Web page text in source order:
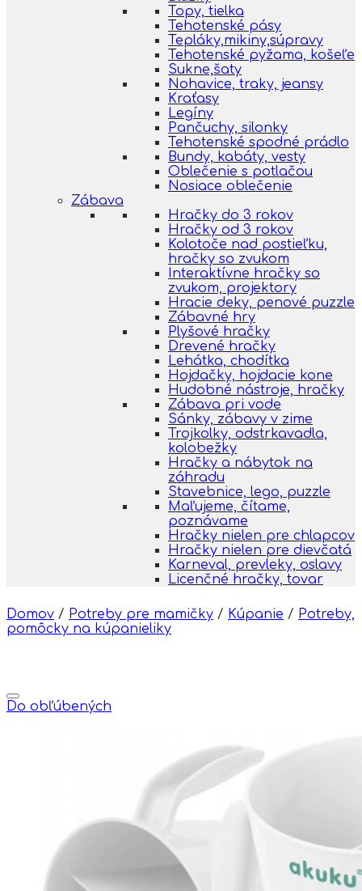
Topy, tielka
Tehotenské pásy
Tepláky,mikiny,súpravy
Tehotenské pyžama, košeľe
Sukne,šaty
Nohavice, traky, jeansy
Kraťasy
Legíny
Pančuchy, silonky
Tehotenské spodné prádlo
Bundy, kabáty, vesty
Oblečenie s potlačou
Nosiace oblečenie
Zábava
Hračky do 3 rokov
Hračky od 3 rokov
Kolotoče nad postieľku,
hračky so zvukom
Interaktívne hračky so
zvukom, projektory
Hracie deky, penové puzzle
Zábavné hry
Plyšové hračky
Drevené hračky
Lehátka, chodítka
Hojdačky, hojdacie kone
Hudobné nástroje, hračky
Zábava pri vode
Sánky, zábavy v zime
Trojkolky, odstrkavadla,
kolobežky
Hračky a nábytok na
záhradu
Stavebnice, lego, puzzle
Maľujeme, čítame,
poznávame
Hračky nielen pre chlapcov
Hračky nielen pre dievčatá
Karneval, prevleky, oslavy
Licenčné hračky, tovar
Domov / Potreby pre mamičky / Kúpanie / Potreby,
pomôcky na kúpanieliky
Do obľúbených